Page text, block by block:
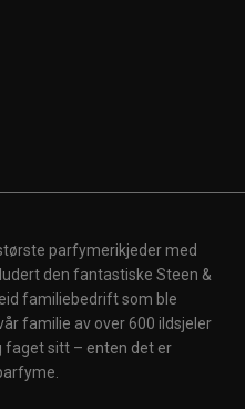
parfymerikjeder med
den fantastiske Steen &
familiebedrift som ble
familie av over 600 ildsjeler
faget sitt – enten det er